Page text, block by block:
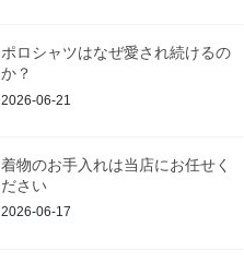
ポロシャツはなぜ愛され続けるの
か？
2026-06-21
着物のお手入れは当店にお任せく
ださい
2026-06-17